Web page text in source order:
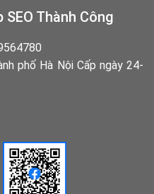
Thành Công
phố Hà Nội Cấp ngày 24-